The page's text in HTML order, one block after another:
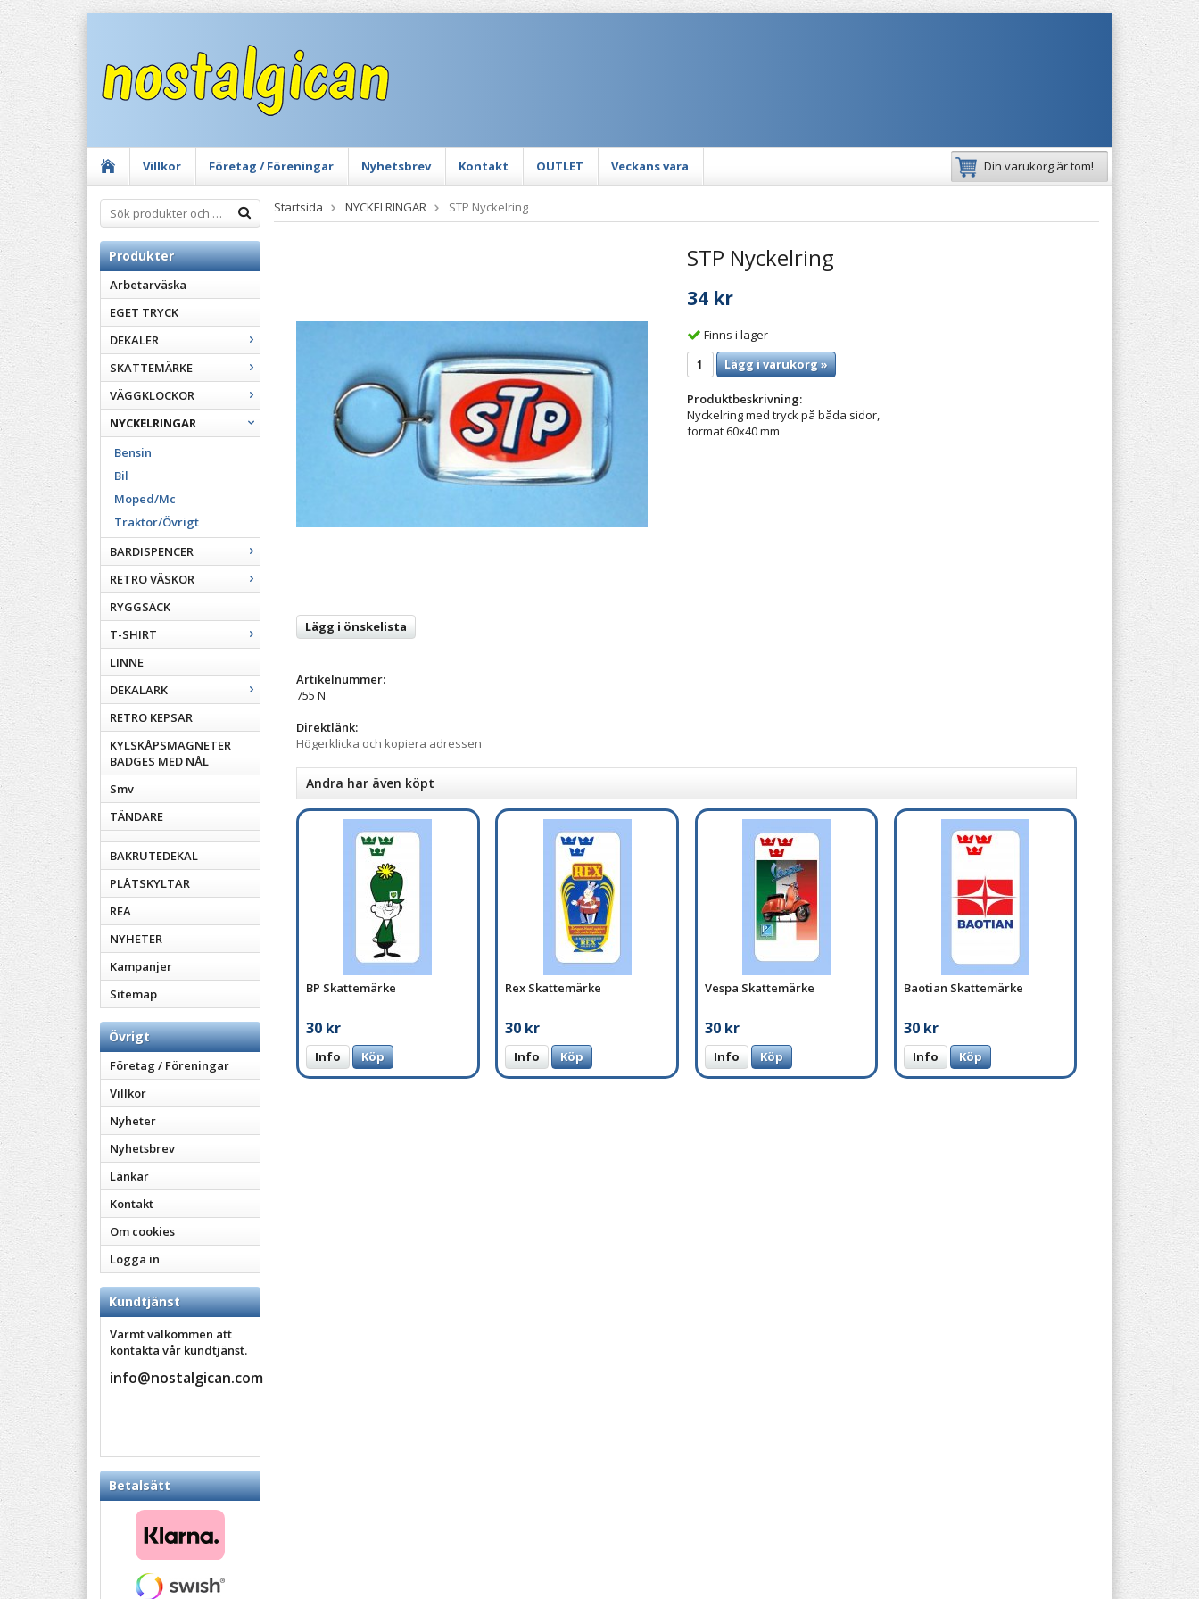
Villkor Företag / Föreningar Nyhetsbrev Kontakt OUTLET Veckans vara Din varukorg är tom!
Produkter
Arbetarväska
EGET TRYCK
DEKALER
SKATTEMÄRKE
VÄGGKLOCKOR
NYCKELRINGAR
Bensin
Bil
Moped/Mc
Traktor/Övrigt
BARDISPENCER
RETRO VÄSKOR
RYGGSÄCK
T-SHIRT
LINNE
DEKALARK
RETRO KEPSAR
KYLSKÅPSMAGNETER
BADGES MED NÅL
Smv
TÄNDARE
BAKRUTEDEKAL
PLÅTSKYLTAR
REA
NYHETER
Kampanjer
Sitemap
Övrigt
Företag / Föreningar
Villkor
Nyheter
Nyhetsbrev
Länkar
Kontakt
Om cookies
Logga in
Kundtjänst
Varmt välkommen att
kontakta vår kundtjänst.
info@nostalgican.com
Betalsätt
Startsida NYCKELRINGAR STP Nyckelring
STP Nyckelring
34 kr
Finns i lager
Lägg i varukorg »
Produktbeskrivning:
Nyckelring med tryck på båda sidor,
format 60x40 mm
Lägg i önskelista
Artikelnummer:
755 N
Direktlänk:
Högerklicka och kopiera adressen
Andra har även köpt
BP Skattemärke
30 kr
Info Köp
Rex Skattemärke
30 kr
Info Köp
Vespa Skattemärke
30 kr
Info Köp
Baotian Skattemärke
30 kr
Info Köp